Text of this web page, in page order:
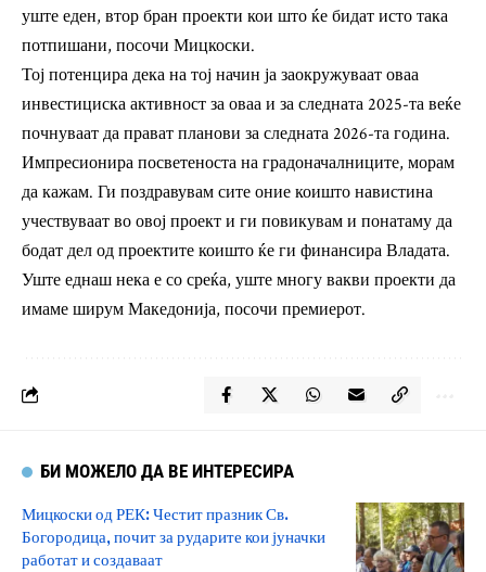
уште еден, втор бран проекти кои што ќе бидат исто така
потпишани, посочи Мицкоски.
Тој потенцира дека на тој начин ја заокружуваат оваа
инвестициска активност за оваа и за следната 2025-та веќе
почнуваат да прават планови за следната 2026-та година.
Импресионира посветеноста на градоначалниците, морам
да кажам. Ги поздравувам сите оние коишто навистина
учествуваат во овој проект и ги повикувам и понатаму да
бодат дел од проектите коишто ќе ги финансира Владата.
Уште еднаш нека е со среќа, уште многу вакви проекти да
имаме ширум Македонија, посочи премиерот.
БИ МОЖЕЛО ДА ВЕ ИНТЕРЕСИРА
Мицкоски од РЕК: Честит празник Св.
Богородица, почит за рударите кои јуначки
работат и создаваат